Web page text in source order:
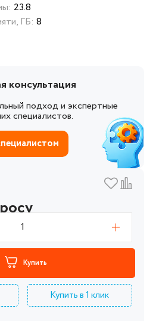
23.8
ГБ: 8
консультация
подход и экспертные
специалистов.
1
Купить
Купить в 1 клик